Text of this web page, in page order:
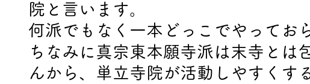
院と言います。
何派でもなく一本どっこでやってお
ちなみに真宗東本願寺派は末寺とは
んから、単立寺院が活動しやすくす